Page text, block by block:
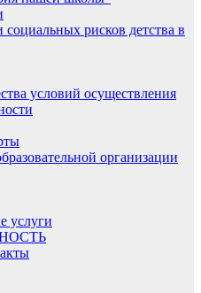
рисков детства в
условий осуществления
организации
услуги